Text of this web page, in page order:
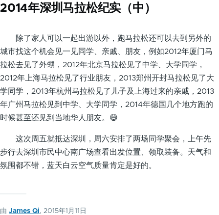
2014年深圳马拉松纪实（中）
除了家人可以一起出游以外，跑马拉松还可以去到另外的
城市找这个机会见一见同学、亲戚、朋友，例如2012年厦门马
拉松去见了外甥，2012年北京马拉松见了中学、大学同学，
2012年上海马拉松见了行业朋友，2013郑州开封马拉松见了大
学同学，2013年杭州马拉松见了儿子及上海过来的亲戚，2013
年广州马拉松见到中学、大学同学，2014年德国几个地方跑的
时候甚至还见到当地华人朋友。😄
这次周五就抵达深圳，周六安排了两场同学聚会，上午先
步行去深圳市民中心南广场查看出发位置、领取装备。天气和
氛围都不错，蓝天白云空气质量肯定是好的。
由 James Qi, 2015年1月11日